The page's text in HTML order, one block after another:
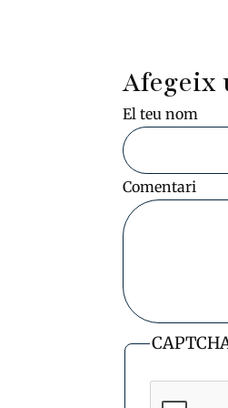
Afegeix
El teu nom
Comentari